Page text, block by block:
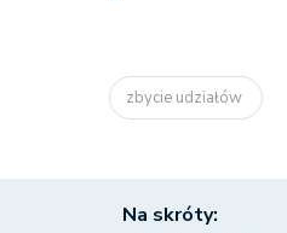
zbycie udziałów
Na skróty: